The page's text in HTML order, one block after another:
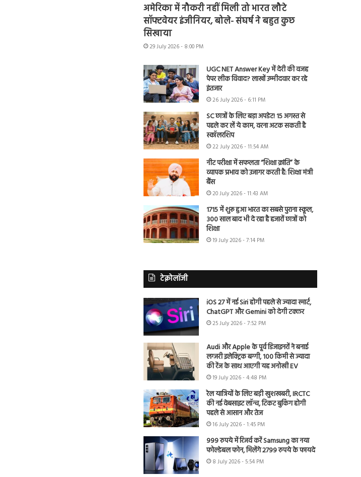
अमेरिका में नौकरी नहीं मिली तो भारत लौटे
सॉफ्टवेयर इंजीनियर, बोले- संघर्ष ने बहुत कुछ
सिखाया
29 July 2026 - 8:00 PM
UGC NET Answer Key में देरी की वजह
पेपर लीक विवाद? लाखों उम्मीदवार कर रहे
इंतजार
26 July 2026 - 6:11 PM
SC छात्रों के लिए बड़ा अपडेट! 15 अगस्त से
पहले कर लें ये काम, वरना अटक सकती है
स्कॉलरशिप
22 July 2026 - 11:54 AM
नीट परीक्षा में सफलता “शिक्षा क्रांति” के
व्यापक प्रभाव को उजागर करती है: शिक्षा मंत्री
बैंस
20 July 2026 - 11:43 AM
1715 में शुरू हुआ भारत का सबसे पुराना स्कूल,
300 साल बाद भी दे रहा है हजारों छात्रों को
शिक्षा
19 July 2026 - 7:14 PM
टेक्नोलॉजी
iOS 27 में नई Siri होगी पहले से ज्यादा स्मार्ट,
ChatGPT और Gemini को देगी टक्कर
25 July 2026 - 7:52 PM
Audi और Apple के पूर्व डिजाइनरों ने बनाई
लग्जरी इलेक्ट्रिक बग्गी, 100 किमी से ज्यादा
की रेंज के साथ आएगी यह अनोखी EV
19 July 2026 - 4:48 PM
रेल यात्रियों के लिए बड़ी खुशखबरी, IRCTC
की नई वेबसाइट लॉन्च, टिकट बुकिंग होगी
पहले से आसान और तेज
16 July 2026 - 1:45 PM
999 रुपये में रिजर्व करें Samsung का नया
फोल्डेबल फोन, मिलेंगे 2799 रुपये के फायदे
8 July 2026 - 5:54 PM